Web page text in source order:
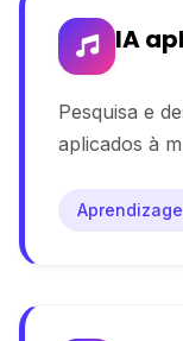
IA
Pesquisa e
aplicados à